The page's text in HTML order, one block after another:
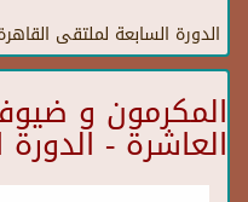
الدورة السابعة لملتقى
المكرمون و
العاشرة -